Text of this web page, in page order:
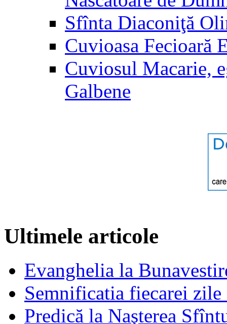
Sfînta Diaconiţă
Cuvioasa Fecioară
Cuviosul Macarie,
Galbene
Ultimele articole
Evanghelia la
Semnificatia fiecarei
Predică la Naşterea